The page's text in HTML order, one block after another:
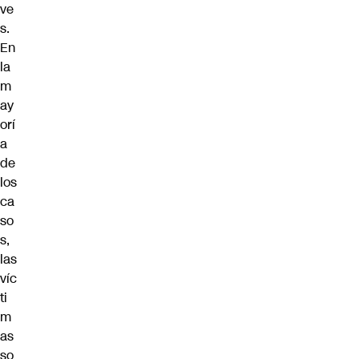
ve
s.
En
la
m
ay
orí
a
de
los
ca
so
s,
las
víc
ti
m
as
so